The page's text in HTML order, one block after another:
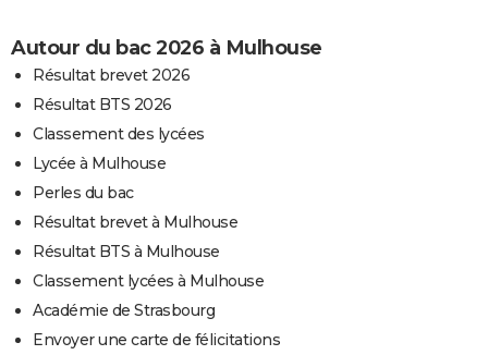
Autour du bac 2026 à Mulhouse
Résultat brevet 2026
Résultat BTS 2026
Classement des lycées
Lycée à Mulhouse
Perles du bac
Résultat brevet à Mulhouse
Résultat BTS à Mulhouse
Classement lycées à Mulhouse
Académie de Strasbourg
Envoyer une carte de félicitations